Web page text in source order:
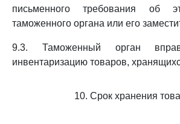
письменного требования об
таможенного органа или его
9.3. Таможенный орган
инвентаризацию товаров,
10. Срок хранения